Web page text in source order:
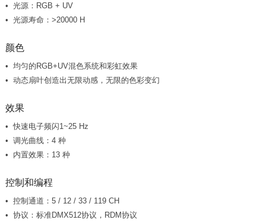
光源：RGB + UV
光源寿命：>20000 H
颜色
均匀的RGB+UV混色系统和彩虹效果
动态扇叶创造出无限动感，无限的色彩变幻
效果
快速电子频闪1~25 Hz
调光曲线：4 种
内置效果：13 种
控制和编程
控制通道：5 / 12 / 33 / 119 CH
协议：标准DMX512协议，RDM协议